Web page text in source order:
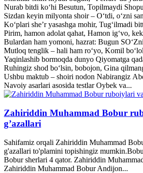
Nurab bitdi ko‘hi Besutun, Topilmaydi
Sizdan keyin milyonta shoir – O‘tdi, o‘zni
Ko‘plari she’r yasashga mohir, Tug‘ilmadi
Pirim, hamon adolat qahat, Hamon ig‘vo,
Bulardan ham yomoni, hazrat: Bugun
Mutloq tenglik – hali ham ro‘yo, Komil
Yaqinlashib bormoqda dunyo Qiyomatga
Ruhingiz shod bo‘lsin, bobojon, Gina
Ushbu maktub – shoiri nodon Nabirangiz
Navoiy asarlari asosida testlar Oybek va...
Zahiriddin Muhammad Bobur
g’azallari
Sahifamiz orqali Zahiriddin Muhammad
g'azallari to'plamini topishingiz
Bobur sherlari 4 qator. Zahiriddin
Zahiriddin Muhammad Bobur Andijon...